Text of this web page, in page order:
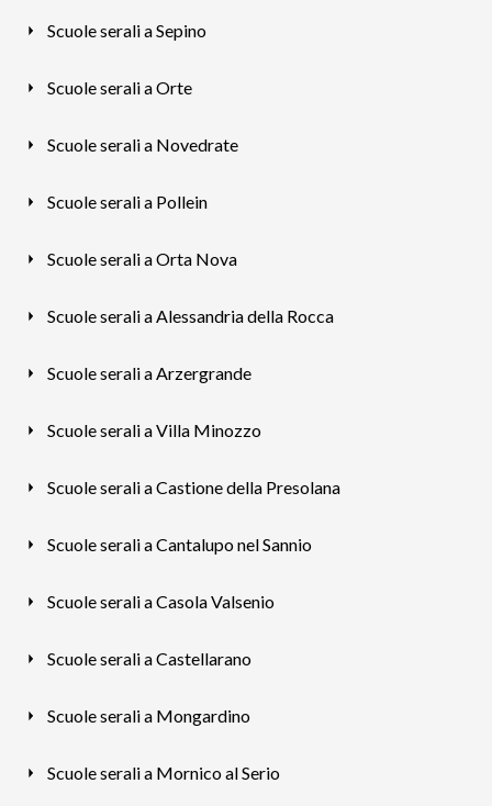
Scuole serali a Sepino
Scuole serali a Orte
Scuole serali a Novedrate
Scuole serali a Pollein
Scuole serali a Orta Nova
Scuole serali a Alessandria della Rocca
Scuole serali a Arzergrande
Scuole serali a Villa Minozzo
Scuole serali a Castione della Presolana
Scuole serali a Cantalupo nel Sannio
Scuole serali a Casola Valsenio
Scuole serali a Castellarano
Scuole serali a Mongardino
Scuole serali a Mornico al Serio